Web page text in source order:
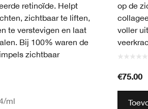
retinoïde. Helpt
zichtbaar te liften,
te verstevigen en laat
Bij 100% waren de
zichtbaar
/ml
op de
voller
€75.00